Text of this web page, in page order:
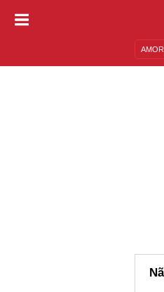
AMOR